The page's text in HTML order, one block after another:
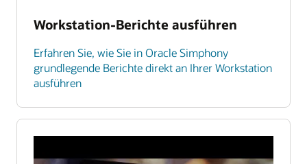
Workstation-Berichte ausführen
Erfahren Sie, wie Sie in Oracle Simphony
grundlegende Berichte direkt an Ihrer Workstation
ausführen